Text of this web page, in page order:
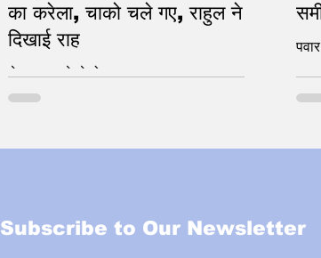
का करेला, चाको चले गए, राहुल ने
दिखाई राह
चेहरा बदल के देखो !
Subscribe to Our Newsletter